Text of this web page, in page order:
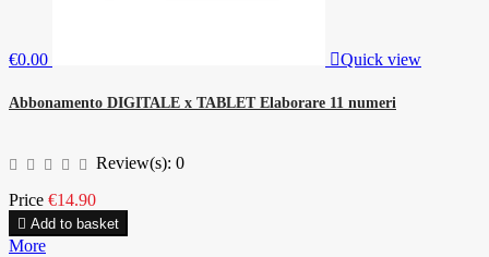
€0.00 Quick view
Abbonamento DIGITALE x TABLET Elaborare 11 numeri
Review(s): 0
Price €14.90
 Add to basket
More